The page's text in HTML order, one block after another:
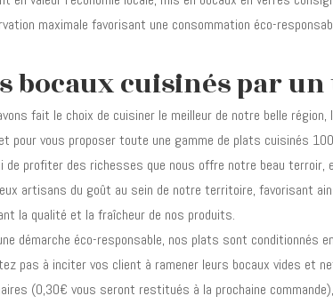
maximale favorisant une consommation éco-
bocaux cuisinés par
fait le choix de cuisiner le meilleur de notre belle région,
pour vous proposer toute une gamme de plats cuisinés
de profiter des richesses que nous offre notre beau terroir,
artisans du goût au sein de notre territoire, favorisant
la qualité et la fraîcheur de nos produits.
démarche éco-responsable, nos plats sont conditionnés
pas à inciter vos client à ramener leurs bocaux vides et
(0,30€ vous seront restitués à la prochaine